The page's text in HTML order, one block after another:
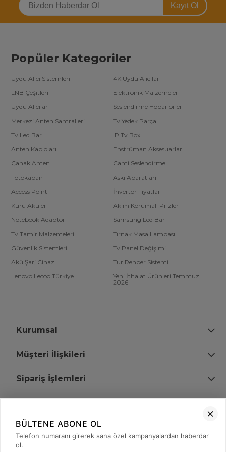
Tv led bar kategorisinde ülkemizde en fazla (3000’den fazla) ürün
Kayıt Ol
Popüler Kategoriler
Uydu Alıcı Sistemleri
4K Uydu Alıcılar
LNB Çeşitleri
Elektronik Malzemeler
Uydu Alıcılar
Seslendirme Hoparlörleri
Merkezi Anten Santralleri
Tv Yedek Parça
Tv Led Bar
IP Tv Box
Anten Kabloları
Enstrüman Aksesuarları
Çanak Anten
Cami Seslendirme
Fotokapan
Askı Aparatları
Access Point
İnvertör Fiyatları
Kuru Aküler
Akım Korumalı Prizler
Notebook Adaptör
Samsung Led Bar
Tv Tamir Malzemeleri
Tırnak Masa Lambası
Güvenlik Sistemleri
Tv Panel Değişimi
Akü Şarj Cihazı
Tur Rehber Sistemi
Lenovo Lecoo Türkiye
Yeni İthalat Ürünleri Temmuz
2026
Kurumsal
Müşteri İlişkileri
Sipariş İşlemleri
+90 (850) 473 08 08
BÜLTENE ABONE OL
Telefon numaranı girerek sana özel kampanyalardan haberdar
ol.